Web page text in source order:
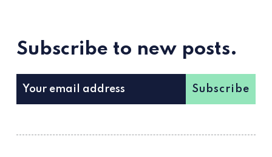
Subscribe to new posts.
Subscribe